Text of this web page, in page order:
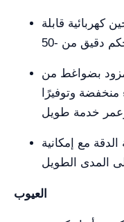
كهربائية قابلة
بضواغط من
وتوفيرًا
مع إمكانية
العيوب